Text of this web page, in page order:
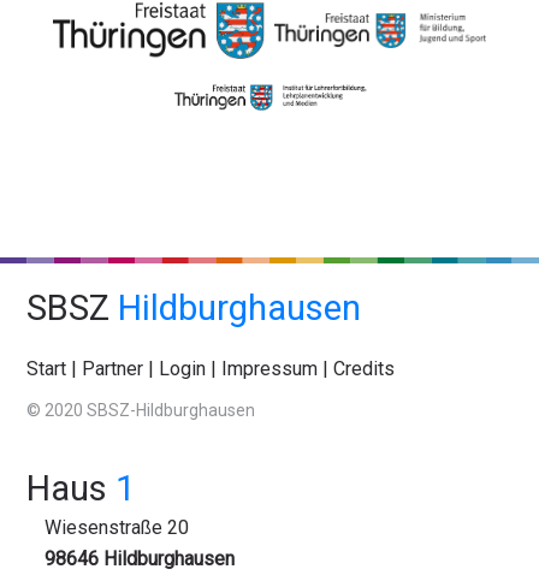
SBSZ Hildburghausen
Start | Partner | Login | Impressum |Credits
© 2020 SBSZ-Hildburghausen
Haus 1
Wiesenstraße 20
98646 Hildburghausen